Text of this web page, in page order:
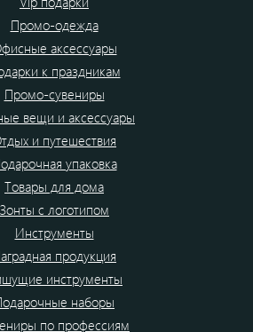
Промо-одежда
аксессуары
к праздникам
Промо-сувениры
вещи и аксессуары
и путешествия
упаковка
Товары для дома
Зонты с логотипом
Инструменты
продукция
инструменты
наборы
по профессиям